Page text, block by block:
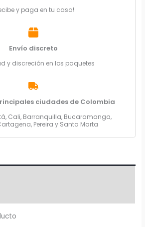
y paga en tu casa!
Envío discreto
y discreción en los paquetes
ciudades de Colombia
Cali, Barranquilla, Bucaramanga,
Pereira y Santa Marta